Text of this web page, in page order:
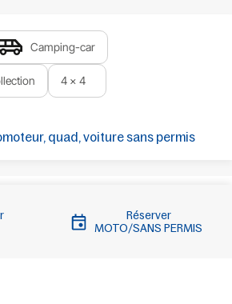
Camping-car
4 x 4
quad, voiture sans permis
Réserver
MOTO/SANS PERMIS